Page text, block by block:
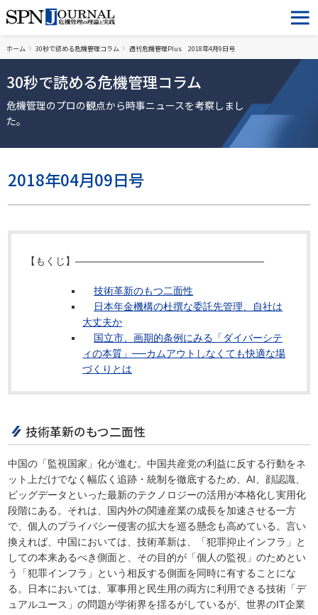
ホーム 30秒で読める危機管理コラム 週刊危機管理Plus 2018年4月9日号
30秒で読める危機管理コラム
危機管理のプロの観点から時事ニュースを考察しまし
た。
2018年04月09日号
【もくじ】―――――――――――――――――――
技術革新のもつ二面性
日本年金機構の杜撰な委託先管理、自社は
大丈夫か
国立市、画期的条例にみる「ダイバーシテ
ィの本質」──カムアウトしなくても快適な場
づくりとは
技術革新のもつ二面性
中国の「監視国家」化が進む。中国共産党の利益に反する行動をネ
ット上だけでなく幅広く追跡・統制を徹底するため、AI、顔認識、
ビッグデータといった最新のテクノロジーの活用が本格化し実用化
段階にある。それは、国内外の関連産業の成長を加速させる一方
で、個人のプライバシー侵害の拡大を巡る懸念も高めている。言い
換えれば、中国においては、技術革新は、「犯罪抑止インフラ」と
しての本来あるべき側面と、その目的が「個人の監視」のためとい
う「犯罪インフラ」という相反する側面を同時に有することにな
る。日本においては、軍事用と民生用の両方に利用できる技術「デ
ュアルユース」の問題が学術界を揺るがしているが、世界のIT企業